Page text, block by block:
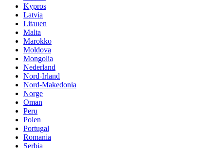
Kypros
Latvia
Litauen
Malta
Marokko
Moldova
Mongolia
Nederland
Nord-Irland
Nord-Makedonia
Norge
Oman
Peru
Polen
Portugal
Romania
Serbia